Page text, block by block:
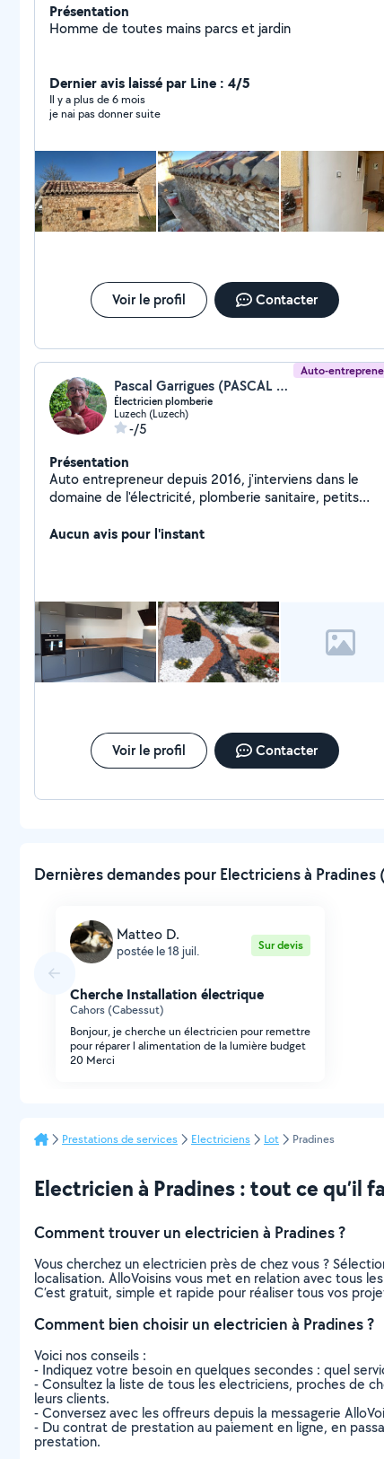
Présentation
Homme de toutes mains parcs et jardin
Dernier avis laissé par Line : 4/5
Il y a plus de 6 mois
je nai pas donner suite
Voir le profil Contacter
Auto-
Pascal Garrigues (PASCAL GARRIGUES)
Électricien plomberie
Luzech (Luzech)
-/5
Présentation
Auto entrepreneur depuis 2016, j'interviens dans le
domaine de l'électricité, plomberie sanitaire, petits
jardinage (tonte, taille d'arbre...). Je suis très
Aucun avis pour l'instant
Voir le profil Contacter
Dernières demandes pour Electriciens à
Matteo D.
postée le 18 juil. Sur devis
Cherche Installation électrique
Cahors (Cabessut)
Bonjour, je cherche un électricien pour remettre
pour réparer l alimentation de la lumière budget
20 Merci
Prestations de services Electriciens Lot Pradines
Electricien à Pradines : tout ce qu’il
Comment trouver un electricien à Pradines ?
Vous cherchez un electricien près de chez vous ?
localisation. AlloVoisins vous met en relation avec tous
C’est gratuit, simple et rapide pour réaliser tous vos
Comment bien choisir un electricien à Pradines ?
Voici nos conseils :
- Indiquez votre besoin en quelques secondes : quel
- Consultez la liste de tous les electriciens, proches de
leurs clients.
- Conversez avec les offreurs depuis la messagerie
- Du contrat de prestation au paiement en ligne, en
prestation.